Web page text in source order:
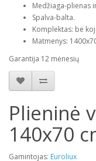
Medžiaga-plienas
Spalva-balta.
Komplektas: be
Matmenys:
Garantija 12 mėnesių
Plieninė
140x70
Gamintojas: Euroliux